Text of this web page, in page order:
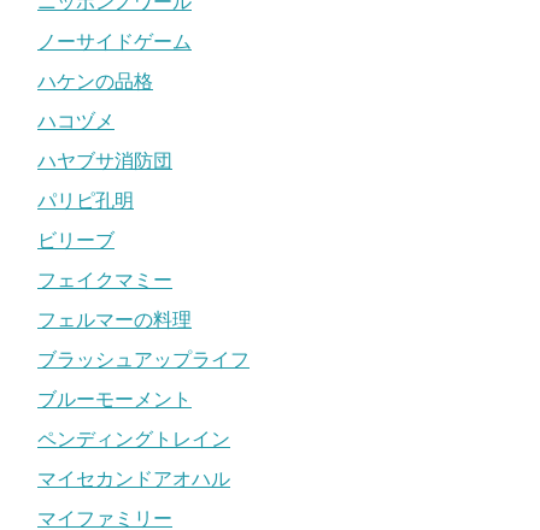
ノーサイドゲーム
ハケンの品格
ハコヅメ
ハヤブサ消防団
パリピ孔明
ビリーブ
フェイクマミー
フェルマーの料理
ブラッシュアップライフ
ブルーモーメント
ペンディングトレイン
マイセカンドアオハル
マイファミリー